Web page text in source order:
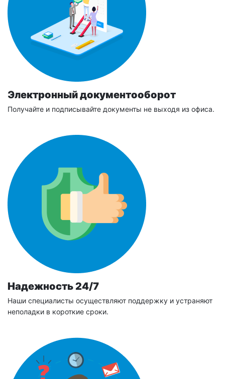
Электронный документооборот
Получайте и подписывайте документы не выходя из офиса.
Надежность 24/7
Наши специалисты осуществляют поддержку и устраняют
неполадки в короткие сроки.